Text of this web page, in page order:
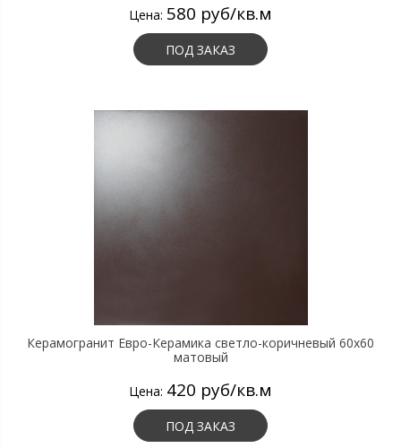
Цена: 580 руб/кв.м
ПОД ЗАКАЗ
Керамогранит Евро-Керамика светло-коричневый 60х60
матовый
Цена: 420 руб/кв.м
ПОД ЗАКАЗ